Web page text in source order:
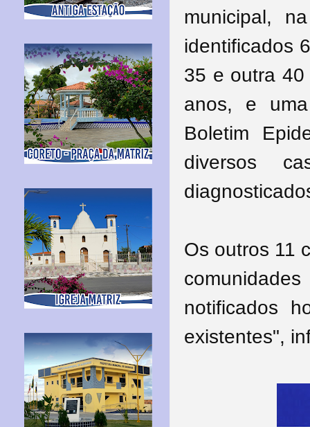
municipal,
identificados
35 e outra
anos, e
Boletim
diversos
Os outros 11
notificados
existentes",